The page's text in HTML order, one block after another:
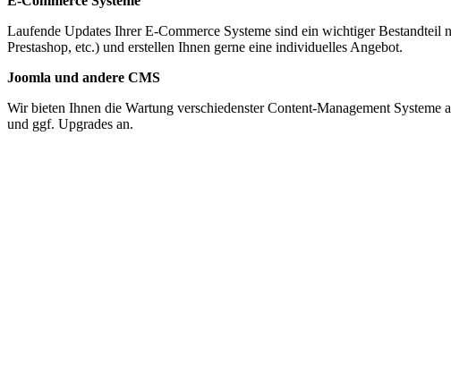
Laufende Updates Ihrer E-Commerce Systeme sind ein wichtiger
Prestashop, etc.) und erstellen Ihnen gerne eine individuelles Angebot.
Joomla und andere CMS
Wir bieten Ihnen die Wartung verschiedenster Content-Management
und ggf. Upgrades an.